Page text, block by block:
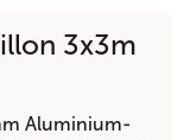
3x3m
Aluminium-